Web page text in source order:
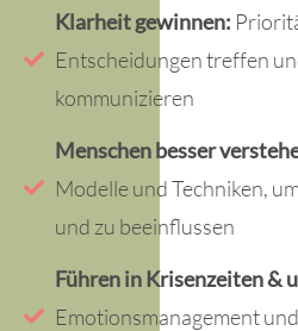
Klarheit gewinnen:
Entscheidungen treffen
kommunizieren
Menschen besser
Modelle und Techniken,
und zu beeinflussen
Führen in Krisenzeiten &
Emotionsmanagement